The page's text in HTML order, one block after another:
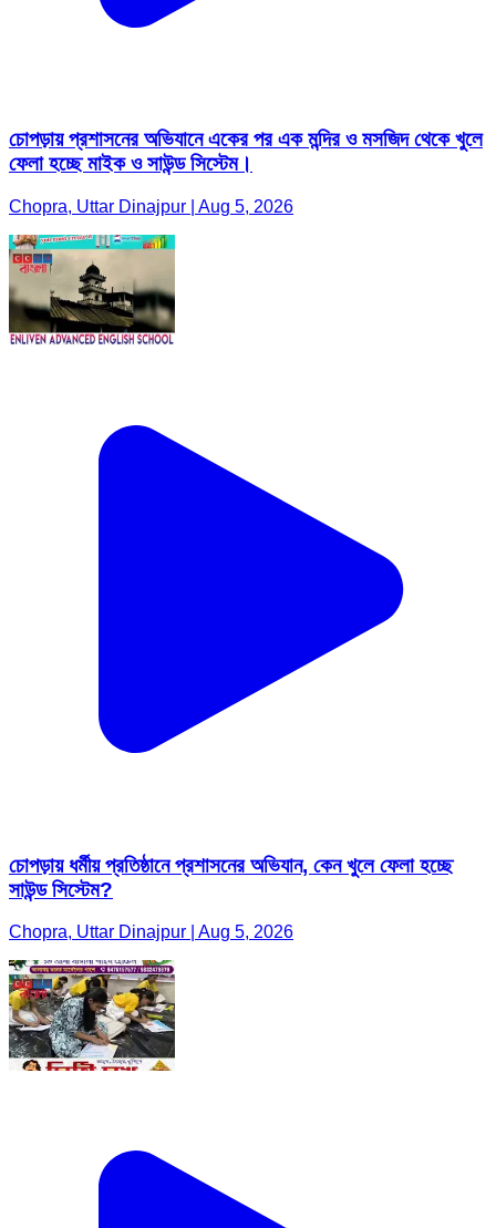
চোপড়ায় প্রশাসনের অভিযানে একের পর এক মন্দির ও মসজিদ থেকে খুলে
ফেলা হচ্ছে মাইক ও সাউন্ড সিস্টেম।
Chopra, Uttar Dinajpur | Aug 5, 2026
চোপড়ায় ধর্মীয় প্রতিষ্ঠানে প্রশাসনের অভিযান, কেন খুলে ফেলা হচ্ছে
সাউন্ড সিস্টেম?
Chopra, Uttar Dinajpur | Aug 5, 2026